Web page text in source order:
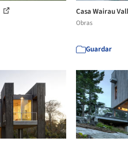
Casa Wairau
Obras
Guardar